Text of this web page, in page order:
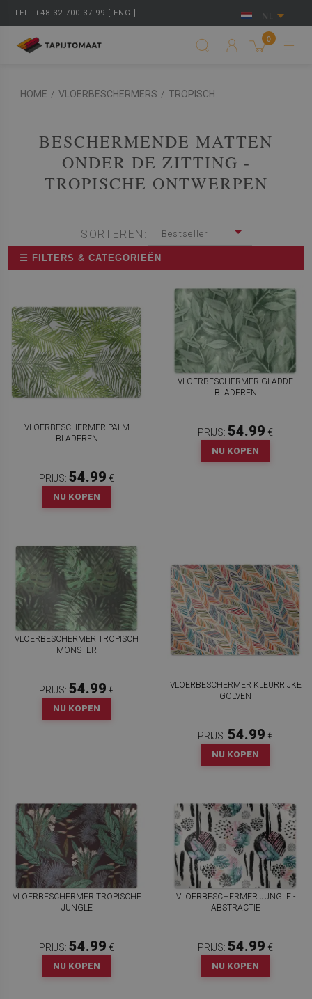
TEL. +48 32 700 37 99 [ ENG ] NL
0
HOME / VLOERBESCHERMERS / TROPISCH
BESCHERMENDE MATTEN
ONDER DE ZITTING -
TROPISCHE ONTWERPEN
SORTEREN: Bestseller
☰ FILTERS & CATEGORIEËN
VLOERBESCHERMER PALM
BLADEREN
PRIJS: 54.99 €
NU KOPEN
VLOERBESCHERMER GLADDE
BLADEREN
PRIJS: 54.99 €
NU KOPEN
VLOERBESCHERMER TROPISCH
MONSTER
PRIJS: 54.99 €
NU KOPEN
VLOERBESCHERMER KLEURRIJKE
GOLVEN
PRIJS: 54.99 €
NU KOPEN
VLOERBESCHERMER TROPISCHE
JUNGLE
PRIJS: 54.99 €
NU KOPEN
VLOERBESCHERMER JUNGLE -
ABSTRACTIE
PRIJS: 54.99 €
NU KOPEN